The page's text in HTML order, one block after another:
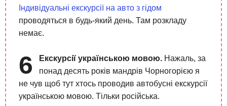
Індивідуальні екскурсії на авто з гідом
проводяться в будь-який день. Там розкладу
немає.
Екскурсії українською мовою. Нажаль, за
понад десять років мандрів Чорногорією я
не чув щоб тут хтось проводив автобусні екскурсії
українською мовою. Тільки російська.